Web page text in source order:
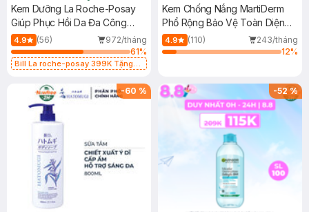
Kem Dưỡng La Roche-Posay
Giúp Phục Hồi Da Đa Công
Dụng 40ml
4.9 (56)
972/tháng
61%
Bill La roche-posay 399K Tặng
(SL có hạn)
Kem Chống Nắng MartiDerm
Phổ Rộng Bảo Vệ Toàn Diện
40ml
4.9 (110)
243/tháng
12%
-60 % -52%